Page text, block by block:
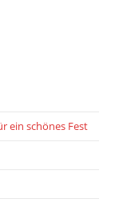
ein schönes Fest